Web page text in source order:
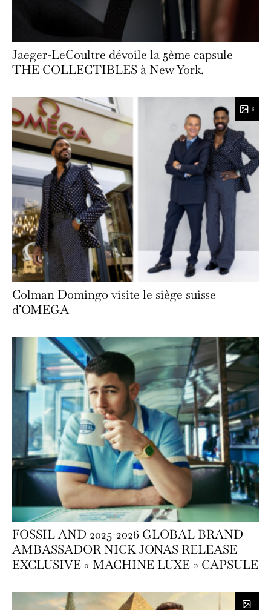
Jaeger-LeCoultre dévoile la 5ème capsule
THE COLLECTIBLES à New York.
6
Colman Domingo visite le siège suisse
d’OMEGA
FOSSIL AND 2025-2026 GLOBAL BRAND
AMBASSADOR NICK JONAS RELEASE
EXCLUSIVE « MACHINE LUXE » CAPSULE